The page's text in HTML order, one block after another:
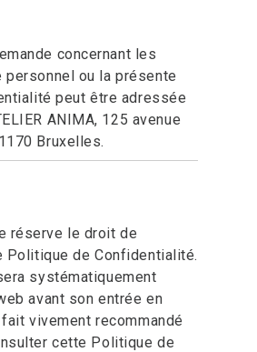
concernant les
personnel ou la présente
peut être adressée
ANIMA, 125 avenue
Bruxelles.
réserve le droit de
de Confidentialité.
systématiquement
avant son entrée en
vivement recommandé
cette Politique de